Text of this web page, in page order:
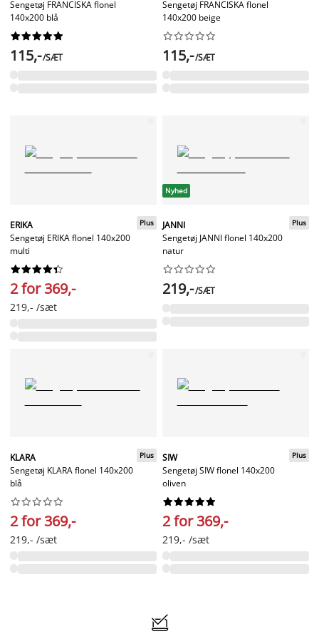
Sengetøj FRANCISKA flonel
140x200 blå






115,-/SÆT
Sengetøj FRANCISKA flonel
140x200 beige






115,-/SÆT
ERIKA
Sengetøj ERIKA flonel 140x200
multi
Plus






2 for 369,-
219,- /sæt
Nyhed
JANNI
Sengetøj JANNI flonel 140x200
natur
Plus






219,-/SÆT
KLARA
Sengetøj KLARA flonel 140x200
blå
Plus






2 for 369,-
219,- /sæt
SIW
Sengetøj SIW flonel 140x200
oliven
Plus






2 for 369,-
219,- /sæt
